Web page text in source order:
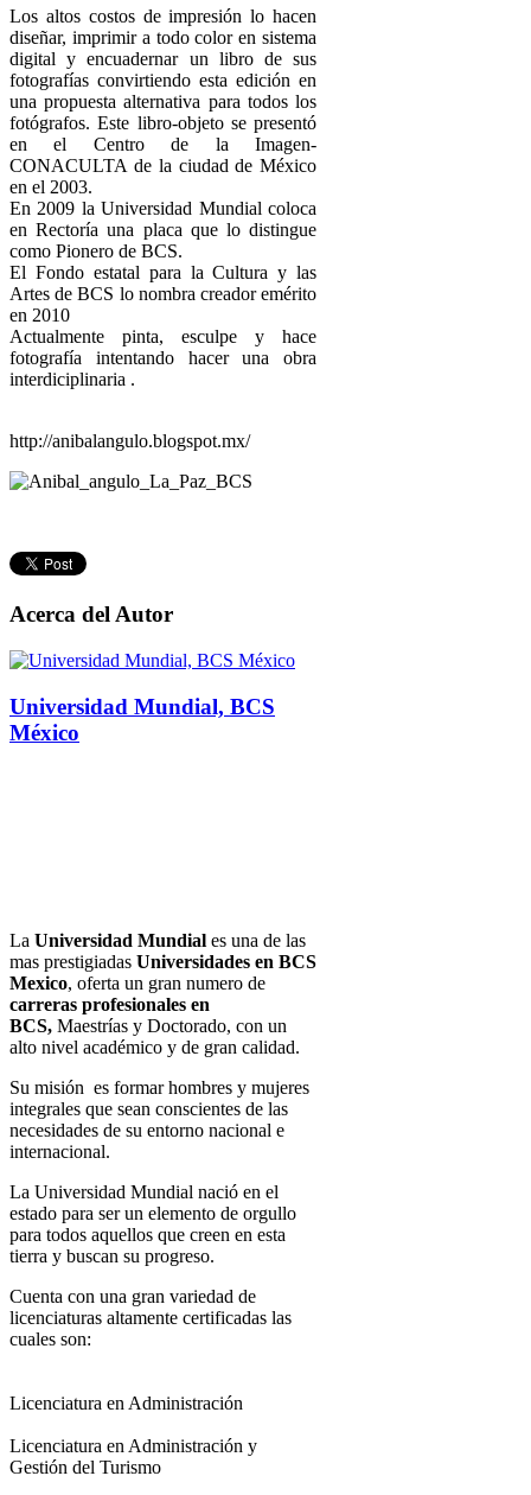
Los altos costos de impresión lo hacen
diseñar, imprimir a todo color en sistema
digital y encuadernar un libro de sus
fotografías convirtiendo esta edición en
una propuesta alternativa para todos los
fotógrafos. Este libro-objeto se presentó
en el Centro de la Imagen-
CONACULTA de la ciudad de México
en el 2003.
En 2009 la Universidad Mundial coloca
en Rectoría una placa que lo distingue
como Pionero de BCS.
El Fondo estatal para la Cultura y las
Artes de BCS lo nombra creador emérito
en 2010
Actualmente pinta, esculpe y hace
fotografía intentando hacer una obra
interdiciplinaria .
http://anibalangulo.blogspot.mx/
Acerca del Autor
Universidad Mundial, BCS
México
La Universidad Mundial es una de las
mas prestigiadas Universidades en BCS
Mexico, oferta un gran numero de
carreras profesionales en
BCS, Maestrías y Doctorado, con un
alto nivel académico y de gran calidad.
Su misión es formar hombres y mujeres
integrales que sean conscientes de las
necesidades de su entorno nacional e
internacional.
La Universidad Mundial nació en el
estado para ser un elemento de orgullo
para todos aquellos que creen en esta
tierra y buscan su progreso.
Cuenta con una gran variedad de
licenciaturas altamente certificadas las
cuales son:
Licenciatura en Administración
Licenciatura en Administración y
Gestión del Turismo